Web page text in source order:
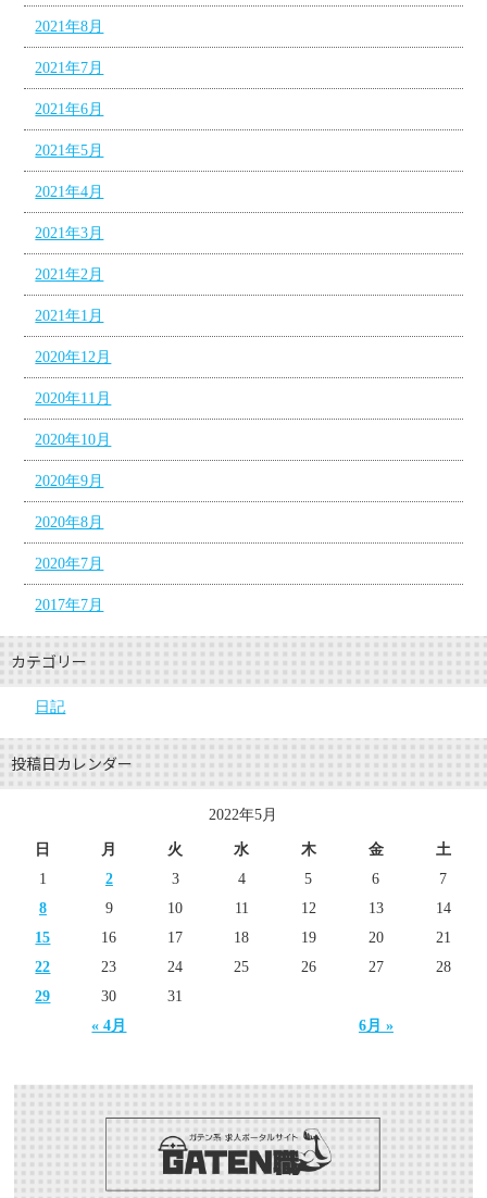
2021年8月
2021年7月
2021年6月
2021年5月
2021年4月
2021年3月
2021年2月
2021年1月
2020年12月
2020年11月
2020年10月
2020年9月
2020年8月
2020年7月
2017年7月
カテゴリー
日記
投稿日カレンダー
2022年5月
日 月 火 水 木 金 土
« 4月 6月 »
1 2 3 4 5 6
7
8
9 10 11 12 13
14
15
16 17 18 19 20
21
22
23 24 25 26 27
28
29
30 31